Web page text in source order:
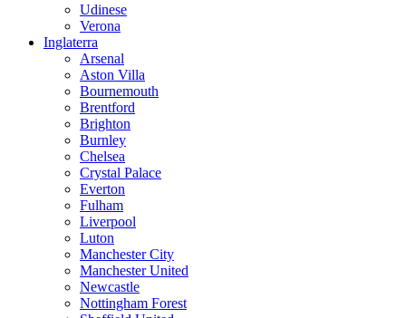
Udinese
Verona
Inglaterra
Arsenal
Aston Villa
Bournemouth
Brentford
Brighton
Burnley
Chelsea
Crystal Palace
Everton
Fulham
Liverpool
Luton
Manchester City
Manchester United
Newcastle
Nottingham Forest